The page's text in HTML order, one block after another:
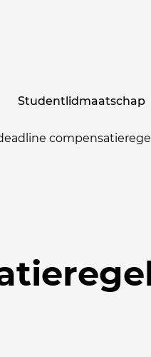
Studentlidmaatschap